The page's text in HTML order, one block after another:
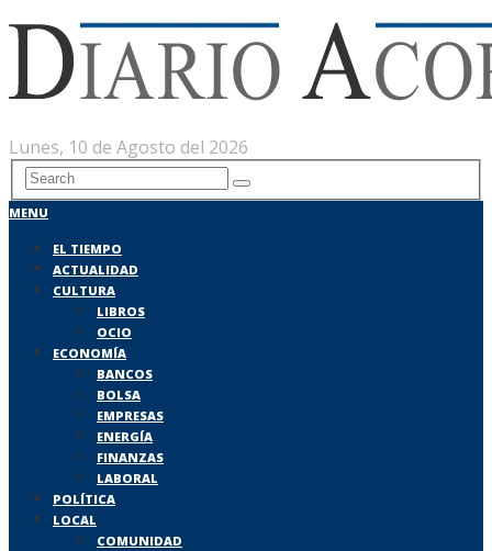
Lunes, 10 de Agosto del 2026
MENU
EL TIEMPO
ACTUALIDAD
CULTURA
LIBROS
OCIO
ECONOMÍA
BANCOS
BOLSA
EMPRESAS
ENERGÍA
FINANZAS
LABORAL
POLÍTICA
LOCAL
COMUNIDAD